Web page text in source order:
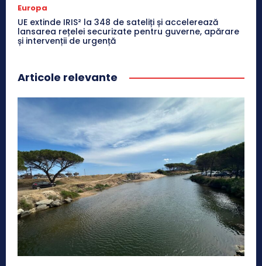
Europa
UE extinde IRIS² la 348 de sateliți și accelerează
lansarea rețelei securizate pentru guverne, apărare
și intervenții de urgență
Articole relevante